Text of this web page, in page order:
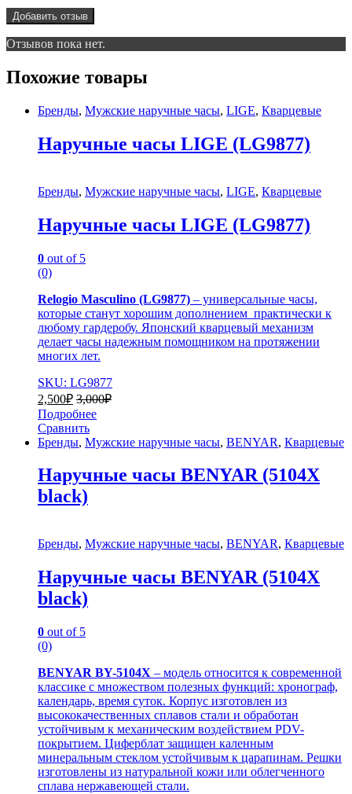
Отзывов пока нет.
Похожие товары
Бренды, Мужские наручные часы, LIGE, Кварцевые
Наручные часы LIGE (LG9877)
Бренды, Мужские наручные часы, LIGE, Кварцевые
Наручные часы LIGE (LG9877)
0 out of 5
(0)
Relogio Masculino (LG9877) – универсальные часы,
которые станут хорошим дополнением практически к
любому гардеробу. Японский кварцевый механизм
делает часы надежным помощником на протяжении
многих лет.
SKU: LG9877
2,500₽ 3,000₽
Подробнее
Сравнить
Бренды, Мужские наручные часы, BENYAR, Кварцевые
Наручные часы BENYAR (5104X
black)
Бренды, Мужские наручные часы, BENYAR, Кварцевые
Наручные часы BENYAR (5104X
black)
0 out of 5
(0)
BENYAR BY-5104X – модель относится к современной
классике с множеством полезных функций: хронограф,
календарь, время суток. Корпус изготовлен из
высококачественных сплавов стали и обработан
устойчивым к механическим воздействием PDV-
покрытием. Циферблат защищен каленным
минеральным стеклом устойчивым к царапинам. Решки
изготовлены из натуральной кожи или облегченного
сплава нержавеющей стали.